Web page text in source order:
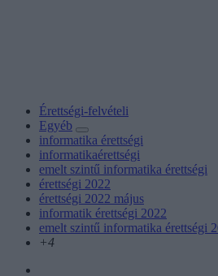
Érettségi-felvételi
Egyéb
informatika érettségi
informatikaérettségi
emelt szintű informatika érettségi
érettségi 2022
érettségi 2022 május
informatik érettségi 2022
emelt szintű informatika érettségi
+4